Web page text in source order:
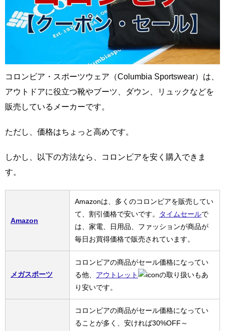
コロンビア・スポーツウェア（Columbia Sportswear）は、
アウトドアに役立つ靴やブーツ、ダウン、リュックなどを
販売しているメーカーです。
ただし、価格はちょっと高めです。
しかし、以下の方法なら、コロンビアを安く購入できま
す。
Amazon
Amazonは、多くのコロンビアを販売してい
て、割引価格で安いです。
タイムセールで
は、家電、日用品、ファッションが商品が
毎日お買得価格で販売されています。
メガスポーツ
コロンビアの商品がセール価格になってい
る他、 アウトレット
の取り扱いもあ
り安いです。
コロンビアの商品がセール価格になってい
ることが多く、安ければ30%OFF～